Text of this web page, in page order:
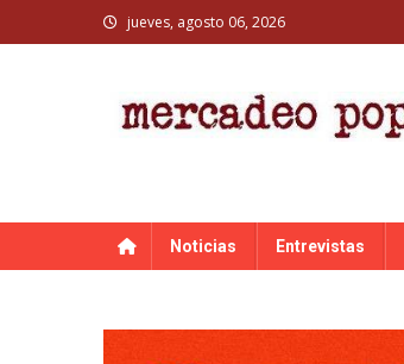
to
jueves, agosto 06, 2026
Noticias Entrevistas